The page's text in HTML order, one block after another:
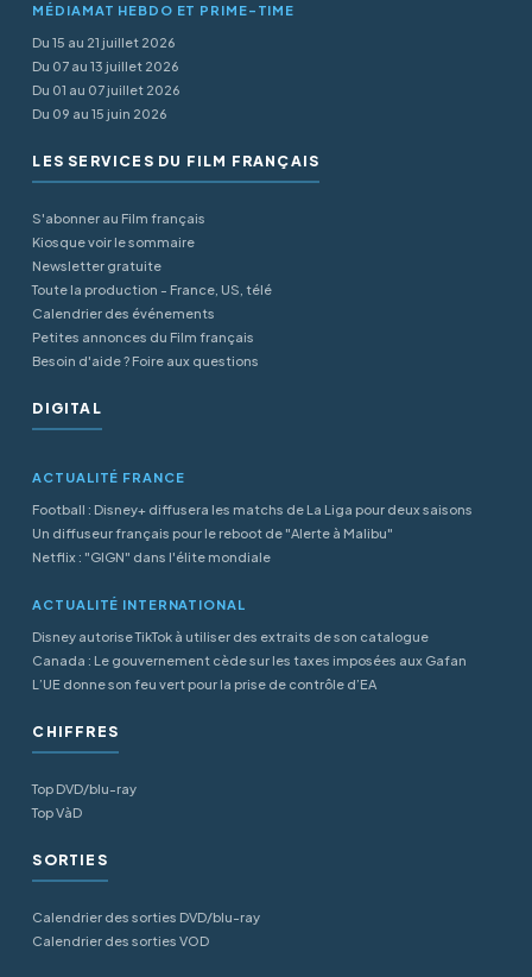
MÉDIAMAT HEBDO ET PRIME-TIME
Du 15 au 21 juillet 2026
Du 07 au 13 juillet 2026
Du 01 au 07 juillet 2026
Du 09 au 15 juin 2026
LES SERVICES DU FILM FRANÇAIS
S'abonner au Film français
Kiosque voir le sommaire
Newsletter gratuite
Toute la production - France, US, télé
Calendrier des événements
Petites annonces du Film français
Besoin d'aide ? Foire aux questions
DIGITAL
ACTUALITÉ FRANCE
Football : Disney+ diffusera les matchs de La Liga pour deux saisons
Un diffuseur français pour le reboot de "Alerte à Malibu"
Netflix : "GIGN" dans l'élite mondiale
ACTUALITÉ INTERNATIONAL
Disney autorise TikTok à utiliser des extraits de son catalogue
Canada : Le gouvernement cède sur les taxes imposées aux Gafan
L’UE donne son feu vert pour la prise de contrôle d’EA
CHIFFRES
Top DVD/blu-ray
Top VàD
SORTIES
Calendrier des sorties DVD/blu-ray
Calendrier des sorties VOD